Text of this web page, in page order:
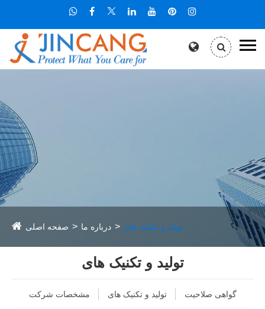
صفحه اصلی درباره ما تولید و تکنیک های
تولید و تکنیک های
مشخصات شرکت تولید و تکنیک های گواهی صلاحیت